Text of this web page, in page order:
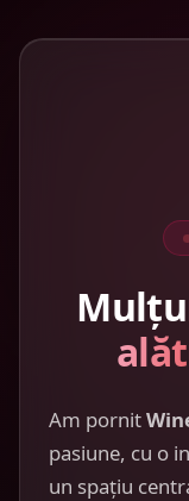
Am pornit
pasiune, cu o
un spațiu